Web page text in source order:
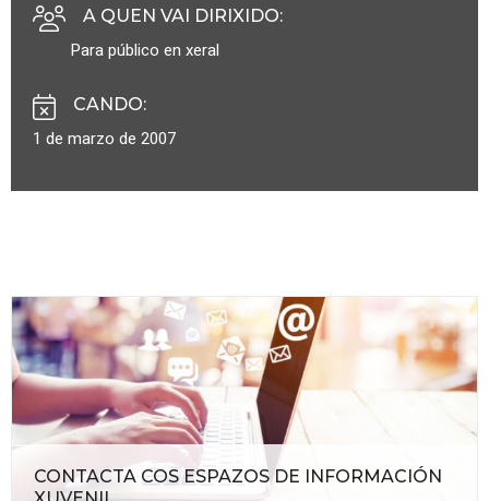
A QUEN VAI DIRIXIDO:
Para público en xeral
CANDO:
1 de marzo de 2007
CONTACTA COS ESPAZOS DE INFORMACIÓN